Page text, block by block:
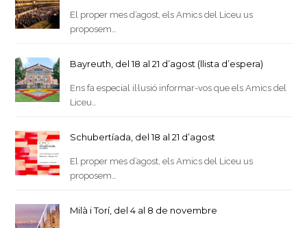
El proper mes d’agost, els Amics del Liceu us
proposem…
Bayreuth, del 18 al 21 d’agost (llista d’espera)
Ens fa especial il·lusió informar-vos que els Amics del
Liceu…
Schubertíada, del 18 al 21 d’agost
El proper mes d’agost, els Amics del Liceu us
proposem…
Milà i Torí, del 4 al 8 de novembre